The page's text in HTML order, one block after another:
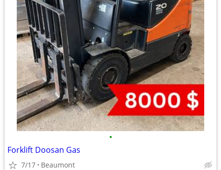
•
Forklift Doosan Gas
7/17 Beaumont